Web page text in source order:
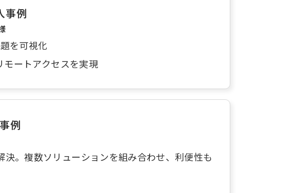
事例
を可視化
ートアクセスを実現
例
。複数ソリューションを組み合わせ、利便性も